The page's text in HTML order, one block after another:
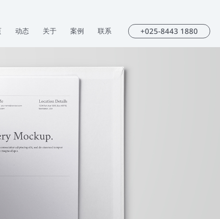
动态 关于 案例 联系 +025-8443 1880